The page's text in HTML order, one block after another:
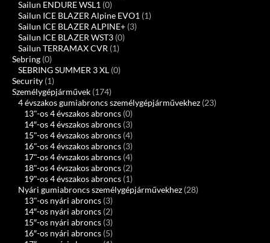
Sailun ENDURE WSL1 (0)
Sailun ICE BLAZER Alpine EVO1 (1)
Sailun ICE BLAZER ALPINE+ (3)
Sailun ICE BLAZER WST3 (0)
Sailun TERRAMAX CVR (1)
Sebring (0)
SEBRING SUMMER 3 XL (0)
Security (1)
Személygépjárművek (174)
4 évszakos gumiabroncs személygépjárművekhez (23)
13"-os 4 évszakos abroncs (0)
14″-os 4 évszakos abroncs (3)
15"-os 4 évszakos abroncs (4)
16"-os 4 évszakos abroncs (3)
17"-os 4 évszakos abroncs (4)
18"-os 4 évszakos abroncs (2)
19"-os 4 évszakos abroncs (1)
Nyári gumiabroncs személygépjárművekhez (28)
13"-os nyári abroncs (3)
14″-os nyári abroncs (2)
15″-os nyári abroncs (3)
16″-os nyári abroncs (5)